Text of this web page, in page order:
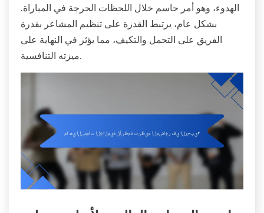
الهدوء، وهو أمر حاسم خلال اللحظات الحرجة في المباراة.
بشكل عام، يرتبط القدرة على تنظيم المشاعر بقدرة
الفريق على التحمل والتكيف، مما يؤثر في النهاية على
ميزته التنافسية.